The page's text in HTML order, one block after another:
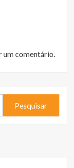
um comentário.